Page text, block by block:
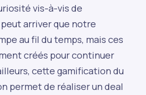
vis-à-vis de
arriver que notre
au fil du temps, mais ces
créés pour continuer
cette gamification du
permet de réaliser un deal